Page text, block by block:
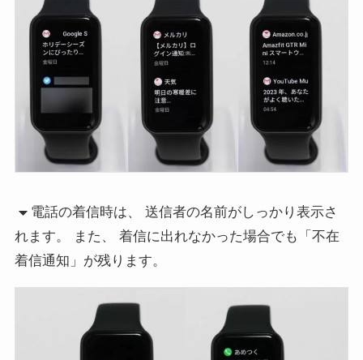
電話の着信時は、 送信者の名前がしっかり表示さ
れます。 また、 着信に出れなかった場合でも「不在
着信通知」が残ります。